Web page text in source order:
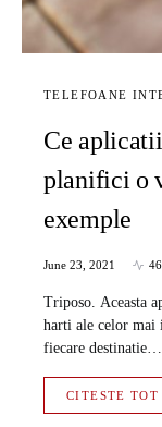
TELEFOANE
Ce
planifici o
exemple
June 23, 2021
Triposo. Aceasta
harti ale celor mai
fiecare destinatie…
CITESTE TOT